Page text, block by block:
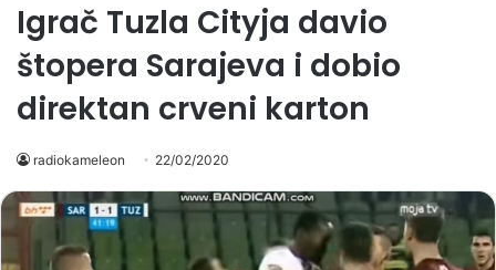
Igrač Tuzla Cityja davio
štopera Sarajeva i dobio
direktan crveni karton
radiokameleon 22/02/2020